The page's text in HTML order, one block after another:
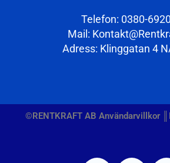
Telefon: 0380-
Mail:
Adress: Klinggatan 4
©RENTKRAFT AB Användarvillkor